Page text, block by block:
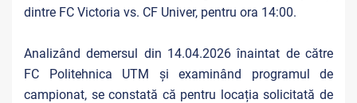
dintre FC Victoria vs. CF Univer, pentru ora 14:00.
Analizând demersul din 14.04.2026 înaintat de către
FC Politehnica UTM și examinând programul de
campionat, se constată că pentru locația solicitată de